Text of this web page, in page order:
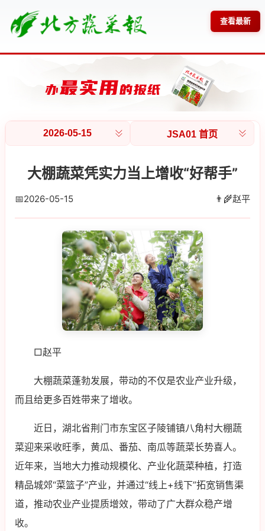
查看最新
2026-05-15 JSA01 首页
大棚蔬菜凭实力当上增收“好帮手”
📅2026-05-15 👨‍🌾赵平
□赵平
大棚蔬菜蓬勃发展，带动的不仅是农业产业升级，
而且给更多百姓带来了增收。
近日，湖北省荆门市东宝区子陵铺镇八角村大棚蔬
菜迎来采收旺季，黄瓜、番茄、南瓜等蔬菜长势喜人。
近年来，当地大力推动规模化、产业化蔬菜种植，打造
精品城郊“菜篮子”产业，并通过“线上+线下”拓宽销售渠
道，推动农业产业提质增效，带动了广大群众稳产增
收。